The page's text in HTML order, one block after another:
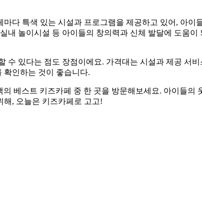
다 특색 있는 시설과 프로그램을 제공하고 있어, 아이
내 놀이시설 등 아이들의 창의력과 신체 발달에 도움이
수 있다는 점도 장점이에요. 가격대는 시설과 제공 서비
확인하는 것이 좋습니다.
베스트 키즈카페 중 한 곳을 방문해보세요. 아이들의
해, 오늘은 키즈카페로 고고!